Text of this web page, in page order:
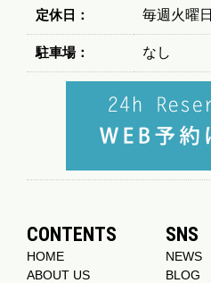
定休日： 毎週火曜日
駐車場： なし
CONTENTS
HOME
ABOUT US
SNS
NEWS
BLOG